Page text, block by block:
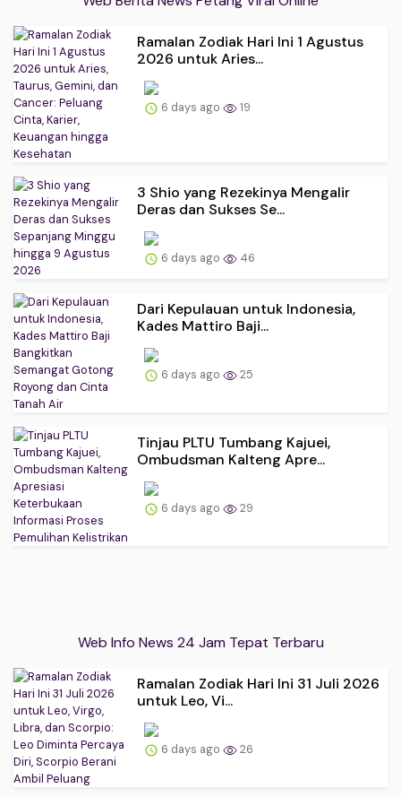
Ramalan Zodiak Hari Ini 1 Agustus
2026 untuk Aries...
6 days ago 19
3 Shio yang Rezekinya Mengalir
Deras dan Sukses Se...
6 days ago 46
Dari Kepulauan untuk Indonesia,
Kades Mattiro Baji...
6 days ago 25
Tinjau PLTU Tumbang Kajuei,
Ombudsman Kalteng Apre...
6 days ago 29
Web Info News 24 Jam Tepat Terbaru
Ramalan Zodiak Hari Ini 31 Juli 2026
untuk Leo, Vi...
6 days ago 26